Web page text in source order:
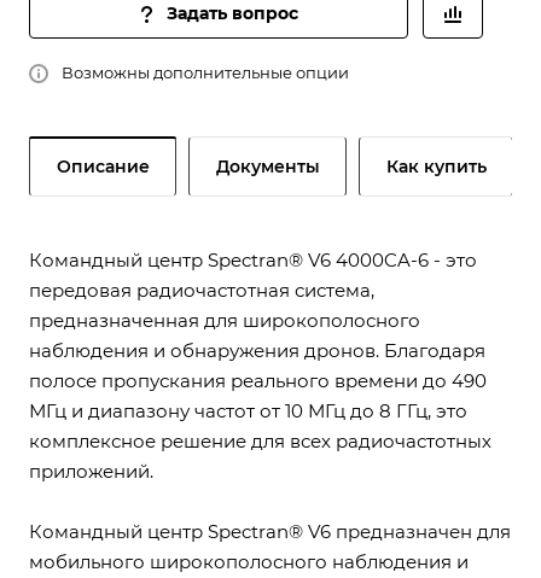
Задать вопрос
Возможны дополнительные опции
Описание Документы Как купить
Командный центр Spectran® V6 4000CA-6 - это
передовая радиочастотная система,
предназначенная для широкополосного
наблюдения и обнаружения дронов. Благодаря
полосе пропускания реального времени до 490
МГц и диапазону частот от 10 МГц до 8 ГГц, это
комплексное решение для всех радиочастотных
приложений.
Командный центр Spectran® V6 предназначен для
мобильного широкополосного наблюдения и